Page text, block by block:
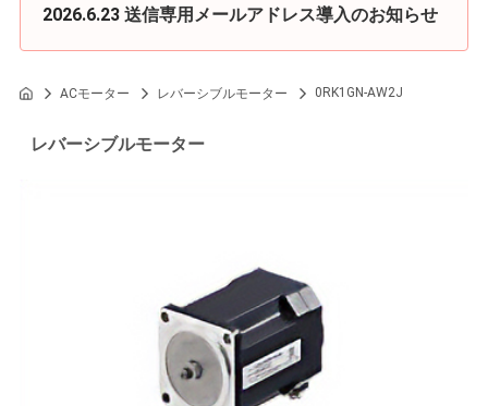
2026.6.23 送信専用メールアドレス導入のお知らせ
ACモーター レバーシブルモーター 0RK1GN-AW2J
レバーシブルモーター